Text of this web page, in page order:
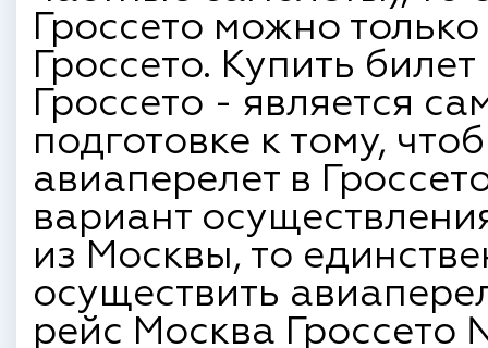
Гроссето можно
Гроссето. Купить
Гроссето - является
подготовке к тому,
авиаперелет в
вариант
из Москвы, то
осуществить
рейс Москва Гроссето